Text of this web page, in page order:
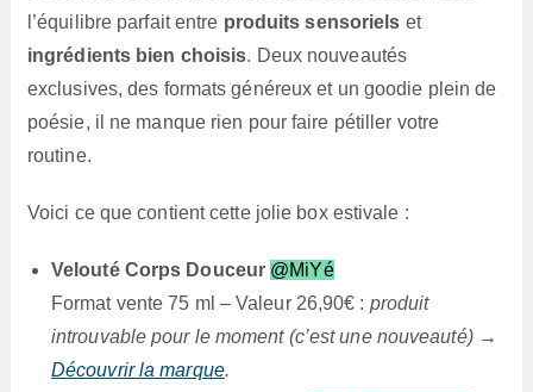
l’équilibre parfait entre produits sensoriels et
ingrédients bien choisis. Deux nouveautés
exclusives, des formats généreux et un goodie plein de
poésie, il ne manque rien pour faire pétiller votre
routine.
Voici ce que contient cette jolie box estivale :
Velouté Corps Douceur @MiYé
Format vente 75 ml – Valeur 26,90€ : produit
introuvable pour le moment (c’est une nouveauté) →
Découvrir la marque.